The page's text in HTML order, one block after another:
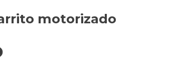
motorizado